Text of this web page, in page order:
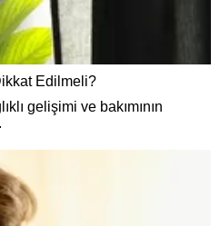
Edilmeli?
gelişimi ve bakımının